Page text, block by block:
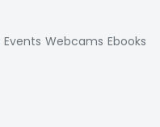
Events Webcams Ebooks